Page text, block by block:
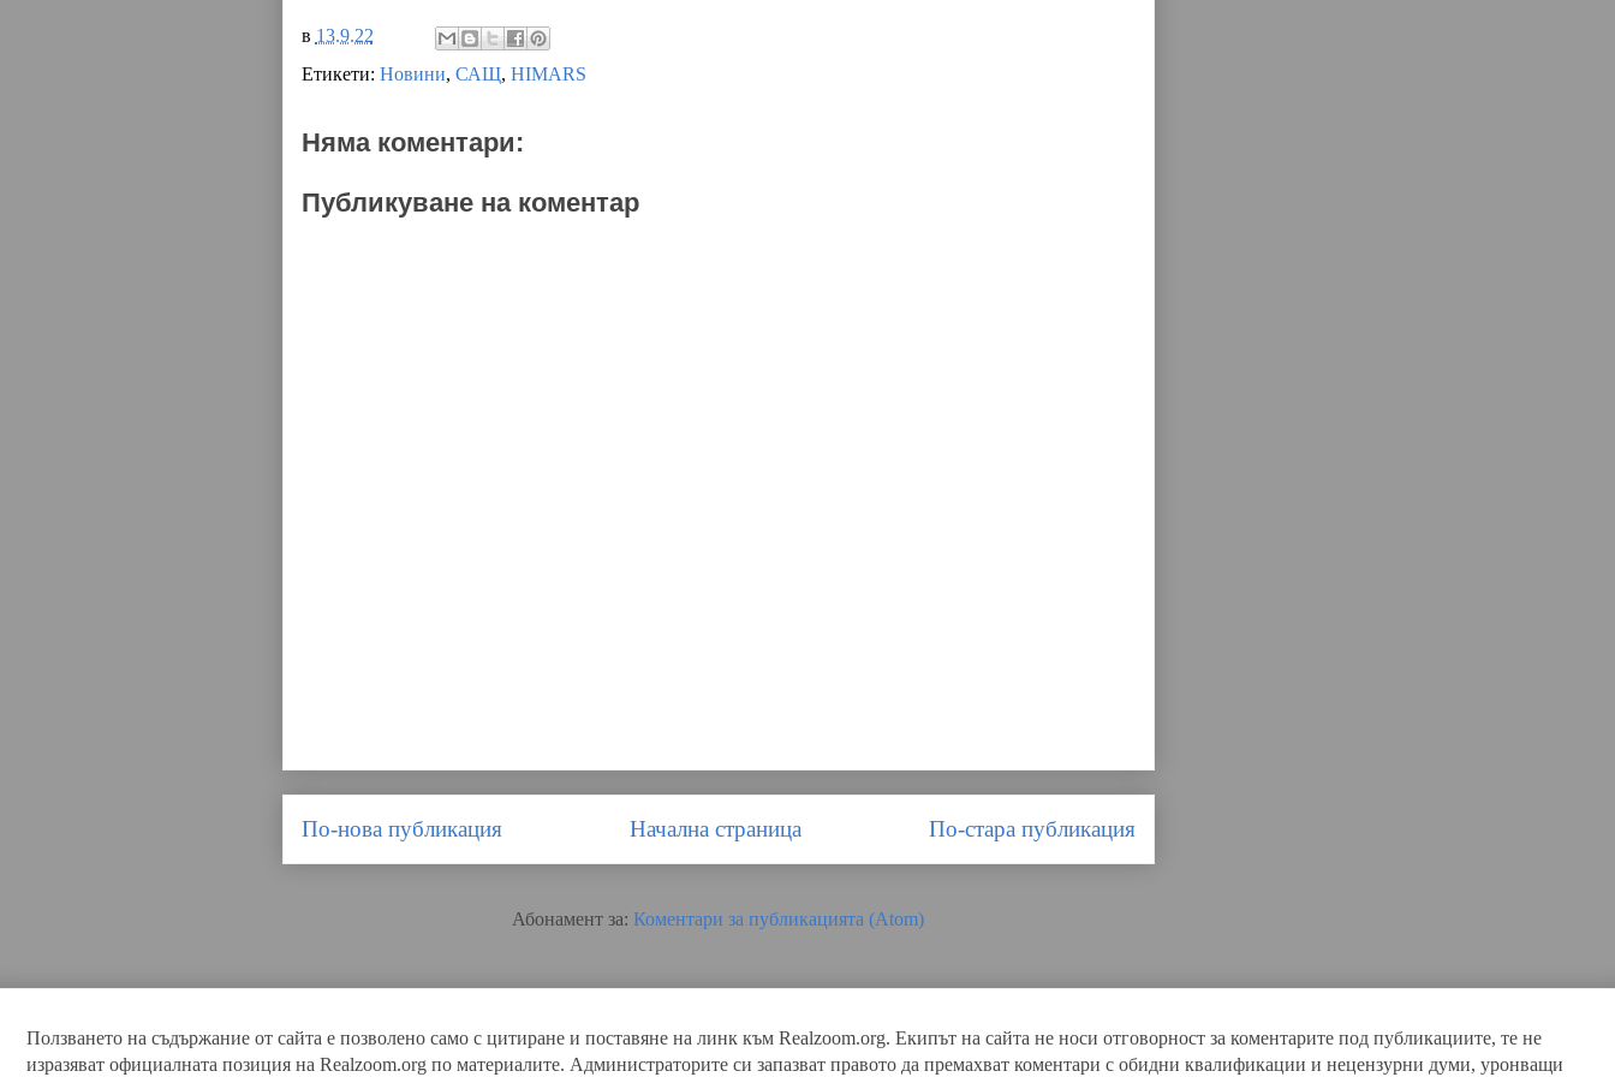
в 13.9.22
Етикети: Новини, САЩ, HIMARS
Няма коментари:
Публикуване на коментар
По-нова публикация По-стара публикация
Начална страница
Абонамент за: Коментари за публикацията (Atom)
Ползването на съдържание от сайта е позволено само с цитиране и поставяне на линк към Realzoom.org. Екипът на сайта не носи отговорност за коментарите под публикациите, те не
изразяват официалната позиция на Realzoom.org по материалите. Администраторите си запазват правото да премахват коментари с обидни квалификации и нецензурни думи, уронващи